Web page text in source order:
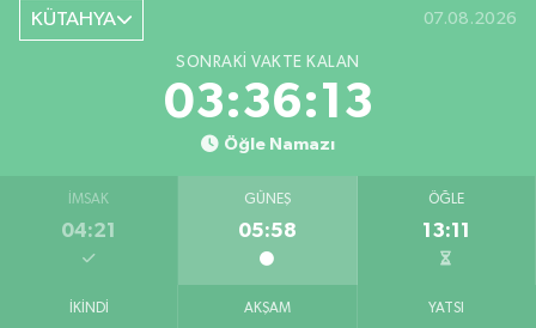
KÜTAHYA 07.08.2026
SONRAKI VAKTE KALAN
03:36:13
Öğle Namazı
İMSAK
04:21
GÜNEŞ
05:58
ÖĞLE
13:11
İKINDI AKŞAM YATSI